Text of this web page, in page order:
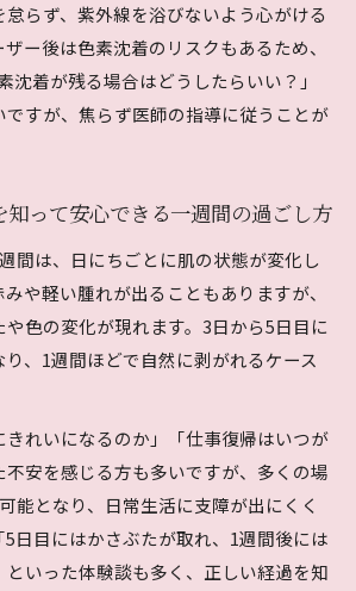
らず、紫外線を浴びないよう心がける
ー後は色素沈着のリスクもあるため、
沈着が残る場合はどうしたらいい？」
ですが、焦らず医師の指導に従うことが
知って安心できる一週間の過ごし方
間は、日にちごとに肌の状態が変化し
や軽い腫れが出ることもありますが、
色の変化が現れます。3日から5日目に
、1週間ほどで自然に剥がれるケース
きれいになるのか」「仕事復帰はいつが
安を感じる方も多いですが、多くの場
能となり、日常生活に支障が出にくく
日目にはかさぶたが取れ、1週間後には
いった体験談も多く、正しい経過を知